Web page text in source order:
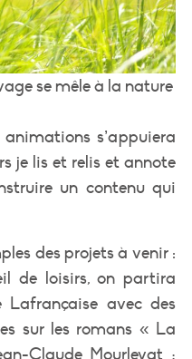
se mêle à la nature
s’appuiera
je lis et relis et annote
un contenu qui
des projets à venir :
de loisirs, on partira
avec des
sur les romans « La
Claude Mourlevat ;